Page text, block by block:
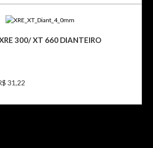
300/ XT 660 DIANTEIRO
31,22